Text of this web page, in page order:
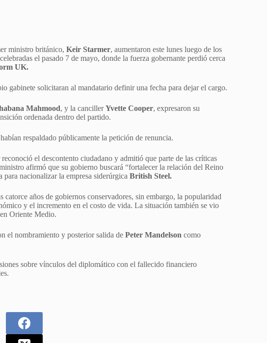
ministro británico, Keir Starmer, aumentaron este lunes luego de los
el pasado 7 de mayo, donde la fuerza gobernante perdió cerca
UK.
gabinete solicitaran al mandatario definir una fecha para dejar el cargo.
Mahmood, y la cancillerYvette Cooper, expresaron su
ordenada dentro del partido.
respaldado públicamente la petición de renuncia.
el descontento ciudadano y admitió que parte de las críticas
afirmó que su gobierno buscará “fortalecer la relación del Reino
nacionalizar la empresa siderúrgica British Steel.
años de gobiernos conservadores, sin embargo, la popularidad
y el incremento en el costo de vida. La situación también se vio
Oriente Medio.
el nombramiento y posterior salida de Peter Mandelson como
sobre vínculos del diplomático con el fallecido financiero